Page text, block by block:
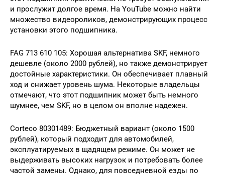
и прослужит долгое время. На YouTube можно найти
множество видеороликов, демонстрирующих процесс
установки этого подшипника.
FAG 713 610 105: Хорошая альтернатива SKF, немного
дешевле (около 2000 рублей), но также демонстрирует
достойные характеристики. Он обеспечивает плавный
ход и снижает уровень шума. Некоторые владельцы
отмечают, что этот подшипник может быть немного
шумнее, чем SKF, но в целом он вполне надежен.
Corteco 80301489: Бюджетный вариант (около 1500
рублей), который подходит для автомобилей,
эксплуатируемых в щадящем режиме. Он может не
выдерживать высоких нагрузок и потребовать более
частой замены. Однако, для повседневной езды по